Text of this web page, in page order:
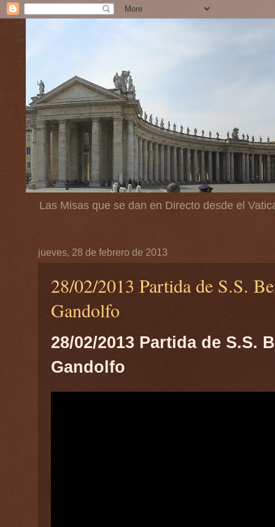
Las Misas que se dan en Directo desde el
jueves, 28 de febrero de 2013
28/02/2013 Partida de S.S.
Gandolfo
28/02/2013 Partida de S.S.
Gandolfo